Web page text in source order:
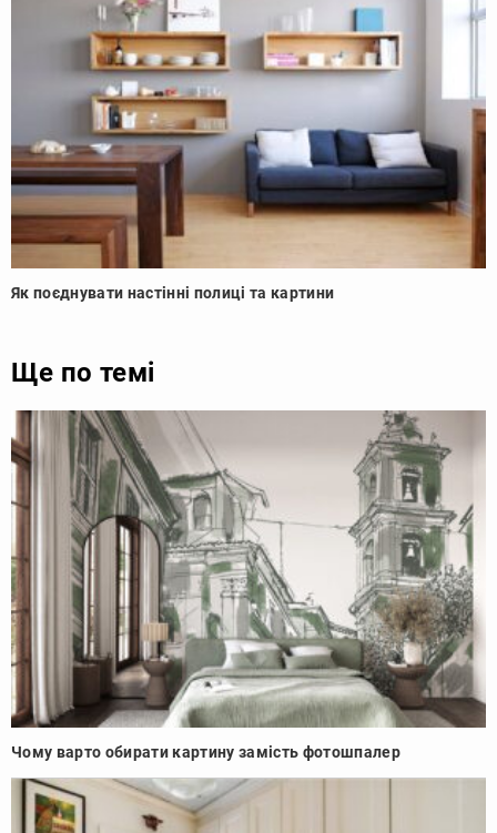
Як поєднувати настінні полиці та картини
Ще по темі
Чому варто обирати картину замість фотошпалер